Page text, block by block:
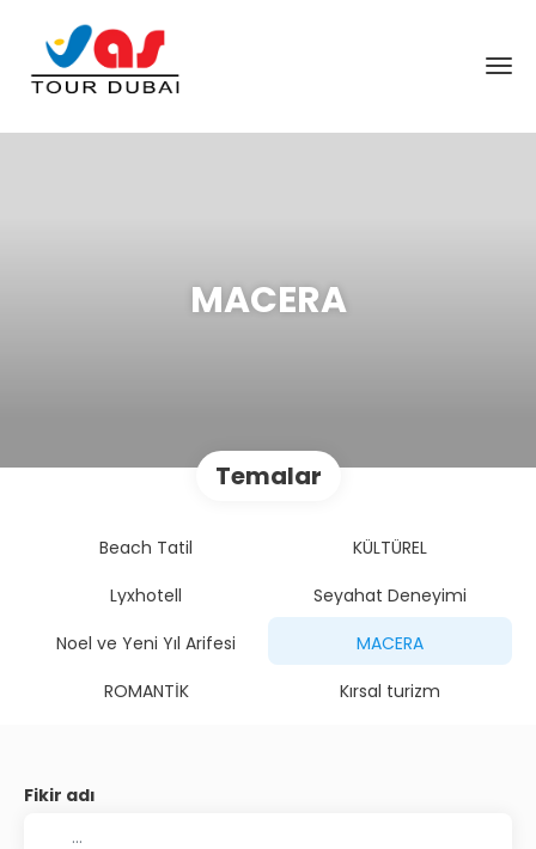
MACERA
Temalar
Beach Tatil
KÜLTÜREL
Lyxhotell
Seyahat Deneyimi
Noel ve Yeni Yıl Arifesi
MACERA
ROMANTİK
Kırsal turizm
Fikir adı